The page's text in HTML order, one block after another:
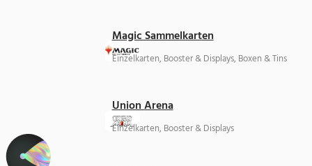
Magic Sammelkarten
Einzelkarten, Booster & Displays, Boxen & Tins
Union Arena
Einzelkarten, Booster & Displays